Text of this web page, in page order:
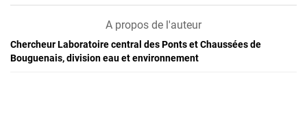
A propos de l'auteur
Chercheur Laboratoire central des Ponts et Chaussées de
Bouguenais, division eau et environnement